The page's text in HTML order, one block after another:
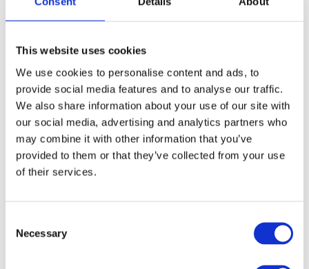
This website uses cookies
We use cookies to personalise content and ads, to
provide social media features and to analyse our traffic.
We also share information about your use of our site with
our social media, advertising and analytics partners who
may combine it with other information that you’ve
provided to them or that they’ve collected from your use
of their services.
Selection
Necessary
14 DAGEN RETOURTERMIJN
24/7 ONLINE WINKELEN
Productomschrijving